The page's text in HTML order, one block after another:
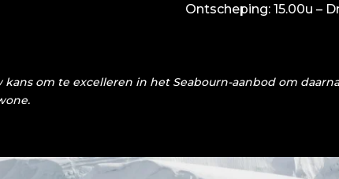
Ontscheping: 15.00u –
kans om te excelleren in het Seabourn-aanbod om